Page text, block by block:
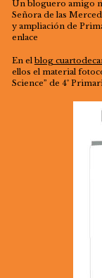
Un bloguero amigo
Señora de las
y ampliación de
enlace
En el blog
ellos el material
Science” de 4º